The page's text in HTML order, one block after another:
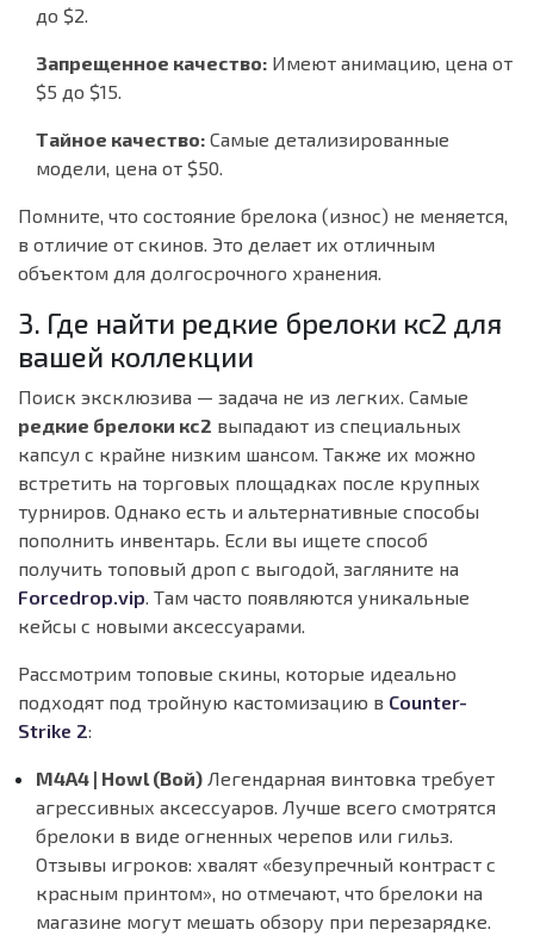
до $2.
Запрещенное качество: Имеют анимацию, цена от
$5 до $15.
Тайное качество: Самые детализированные
модели, цена от $50.
Помните, что состояние брелока (износ) не меняется,
в отличие от скинов. Это делает их отличным
объектом для долгосрочного хранения.
3. Где найти редкие брелоки кс2 для
вашей коллекции
Поиск эксклюзива — задача не из легких. Самые
редкие брелоки кс2 выпадают из специальных
капсул с крайне низким шансом. Также их можно
встретить на торговых площадках после крупных
турниров. Однако есть и альтернативные способы
пополнить инвентарь. Если вы ищете способ
получить топовый дроп с выгодой, загляните на
Forcedrop.vip. Там часто появляются уникальные
кейсы с новыми аксессуарами.
Рассмотрим топовые скины, которые идеально
подходят под тройную кастомизацию в Counter-
Strike 2:
M4A4 | Howl (Вой) Легендарная винтовка требует
агрессивных аксессуаров. Лучше всего смотрятся
брелоки в виде огненных черепов или гильз.
Отзывы игроков: хвалят «безупречный контраст с
красным принтом», но отмечают, что брелоки на
магазине могут мешать обзору при перезарядке.